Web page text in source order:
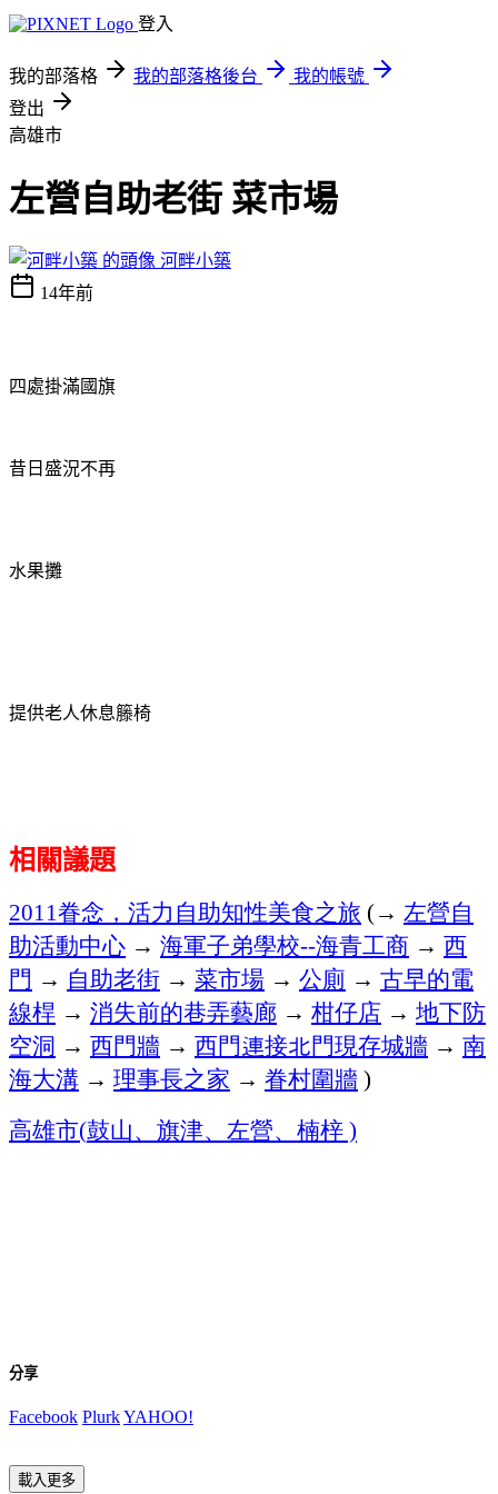
登入
我的部落格 我的部落格後台
我的帳號
登出
高雄市
左營自助老街 菜市場
河畔小築
14年前
四處掛滿國旗
昔日盛況不再
水果攤
提供老人休息籐椅
相關議題
2011眷念，活力自助知性美食之旅 (→ 左營自
助活動中心 → 海軍子弟學校--海青工商 → 西
門 → 自助老街 → 菜市場 → 公廁 → 古早的電
線桿 → 消失前的巷弄藝廊 → 柑仔店 → 地下防
空洞 → 西門牆 → 西門連接北門現存城牆 → 南
海大溝 → 理事長之家 → 眷村圍牆 )
高雄市(鼓山、旗津、左營、楠梓 )
分享
Facebook PlurkYAHOO!
載入更多